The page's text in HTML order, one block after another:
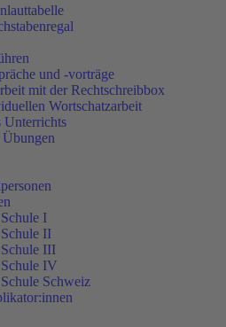
und -vorträge
mit der Rechtschreibbox
Wortschatzarbeit
Unterrichts
I
Schule II
Schule III
Schule IV
Schweiz